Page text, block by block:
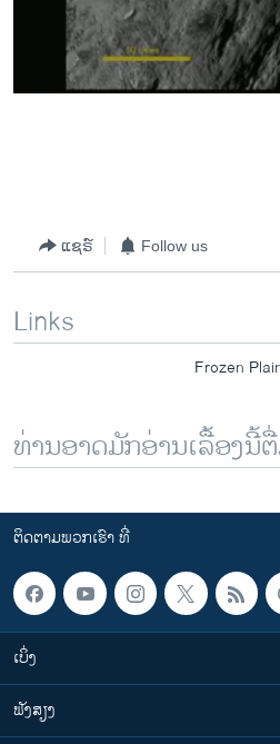
ແຊຣ໌ Follow us
Links
Frozen
ທ່ານອາດມັກອ່ານເລື້ອງນີ້
ຕິດຕາມພວກເຮົາ ທີ່
ເບິ່ງ
ຟັງສຽງ